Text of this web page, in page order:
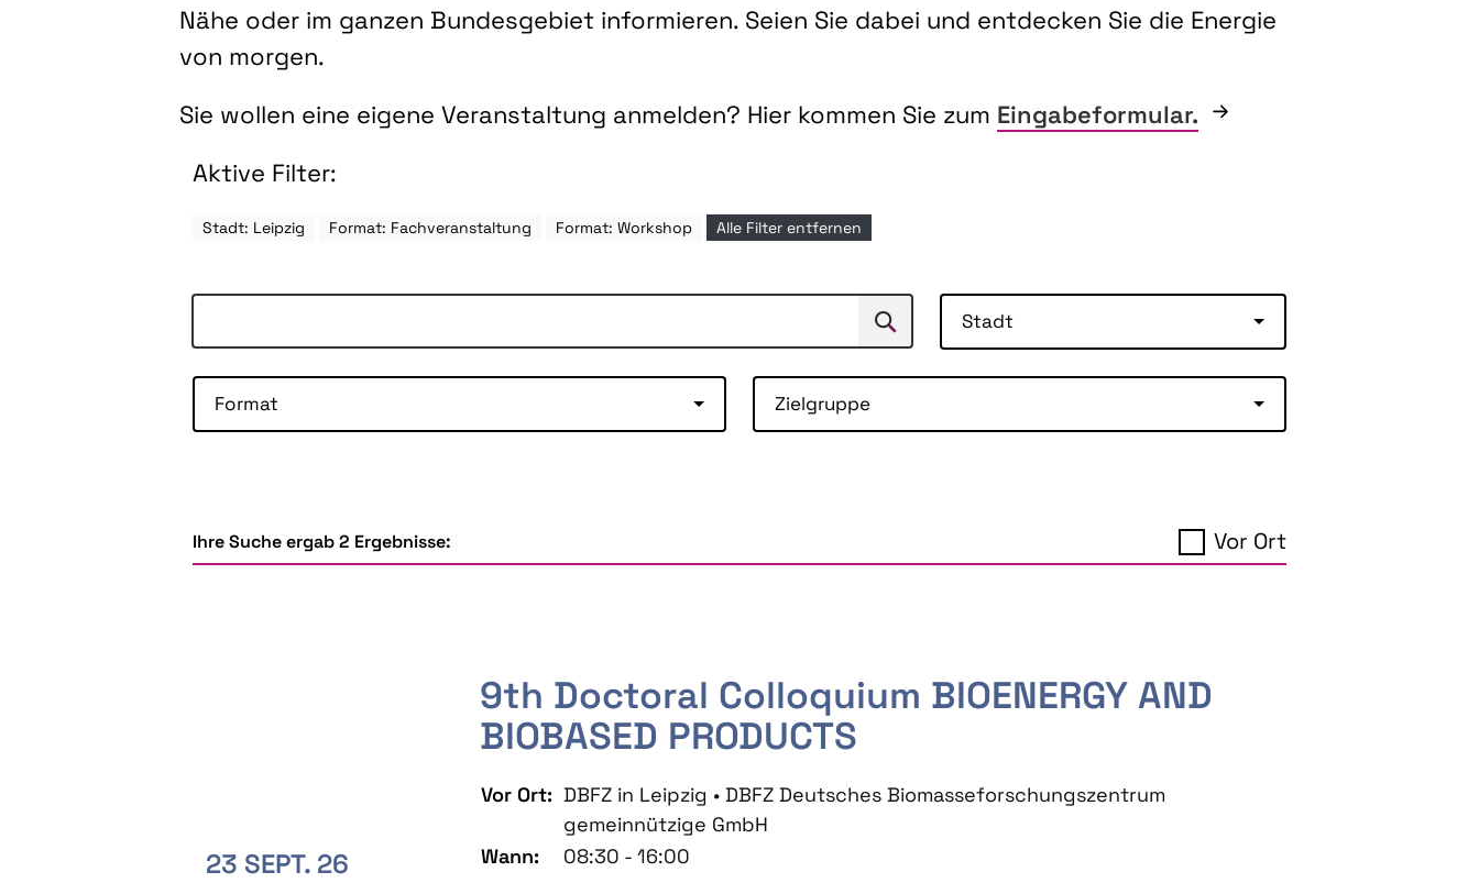
Nähe oder im ganzen Bundesgebiet informieren. Seien Sie dabei und entdecken Sie die Energie
von morgen.
Sie wollen eine eigene Veranstaltung anmelden? Hier kommen Sie zum Eingabeformular.
Aktive Filter:
Stadt: Leipzig Format: Fachveranstaltung Format: Workshop Alle Filter entfernen
Suchen Stadt
Format Zielgruppe
Ihre Suche ergab 2 Ergebnisse: Vor Ort
23 SEPT. 26
9th Doctoral Colloquium BIOENERGY AND
BIOBASED PRODUCTS
Vor Ort: DBFZ in Leipzig • DBFZ Deutsches Biomasseforschungszentrum
gemeinnützige GmbH
Wann:
08:30 - 16:00